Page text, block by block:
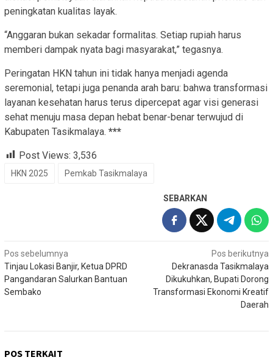
peningkatan kualitas layak.
“Anggaran bukan sekadar formalitas. Setiap rupiah harus
memberi dampak nyata bagi masyarakat,” tegasnya.
Peringatan HKN tahun ini tidak hanya menjadi agenda
seremonial, tetapi juga penanda arah baru: bahwa transformasi
layanan kesehatan harus terus dipercepat agar visi generasi
sehat menuju masa depan hebat benar-benar terwujud di
Kabupaten Tasikmalaya. ***
Post Views: 3,536
HKN 2025 Pemkab Tasikmalaya
SEBARKAN
Navigasi
pos
Pos sebelumnya
Tinjau Lokasi Banjir, Ketua DPRD
Pangandaran Salurkan Bantuan
Sembako
Pos berikutnya
Dekranasda Tasikmalaya
Dikukuhkan, Bupati Dorong
Transformasi Ekonomi Kreatif
Daerah
POS TERKAIT